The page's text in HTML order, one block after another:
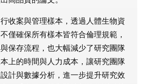
收案與管理樣本，透過人體生物資
僅確保所有樣本皆符合倫理規範，
保存流程，也大幅減少了研究團隊
上的時間與人力成本，讓研究團隊
計與數據分析，進一步提升研究效